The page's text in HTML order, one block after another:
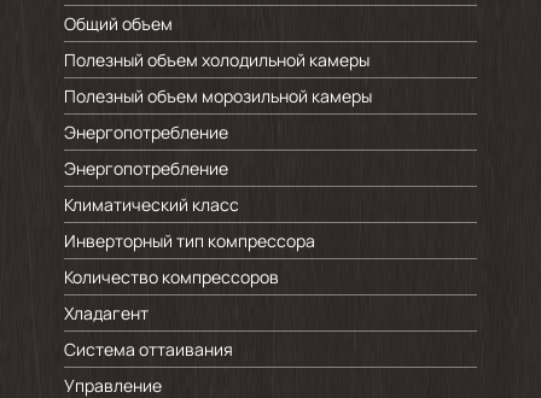
Общий объем
Полезный объем холодильной камеры
Полезный объем морозильной камеры
Энергопотребление
Энергопотребление
Климатический класс
Инверторный тип компрессора
Количество компрессоров
Хладагент
Система оттаивания
Управление